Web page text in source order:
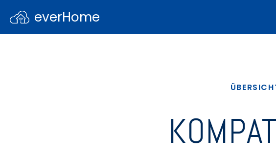
everHome